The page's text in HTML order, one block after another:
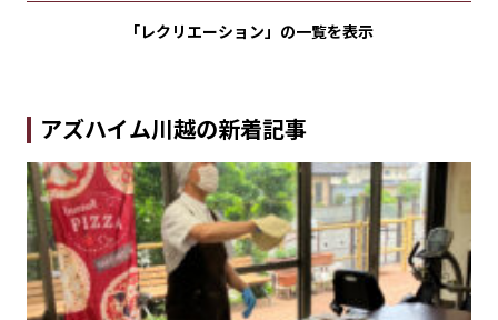
「レクリエーション」の一覧を表示
アズハイム川越の新着記事